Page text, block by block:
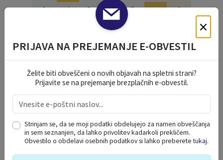
3
4 5 6 7 8
9
24
25 26 27 28 29
30
NAŠE OKO
×
PRIJAVA NA PREJEMANJE E-OBVESTIL
Želite biti obveščeni o novih objavah na spletni strani?
Prijavite se na prejemanje brezplačnih e-obvestil.
Strinjam se, da se moji podatki obdelujejo za namen obveščanja
in sem seznanjen, da lahko privolitev kadarkoli prekličem.
Obvestilo o obdelavi osebnih podatkov si lahko preberetetukaj.